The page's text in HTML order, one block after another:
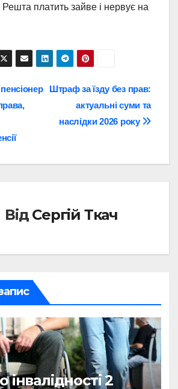
Решта платить зайве і нервує на
Штраф за їзду без прав:
актуальні суми та
наслідки 2026 року
Від Сергій Ткач
інвалідності 2